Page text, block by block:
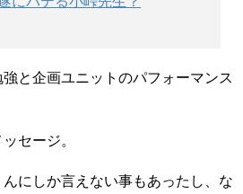
と企画ユニットのパフォーマンス
セージ。
んにしか言えない事もあったし、な